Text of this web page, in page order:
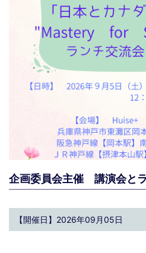
企画委員会主催 講演会と
【開催日】2026年09月05日